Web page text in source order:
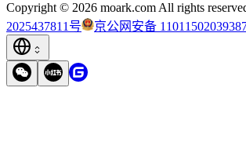
Copyright © 2026 moark.com All rights
2025437811号
京公网安备